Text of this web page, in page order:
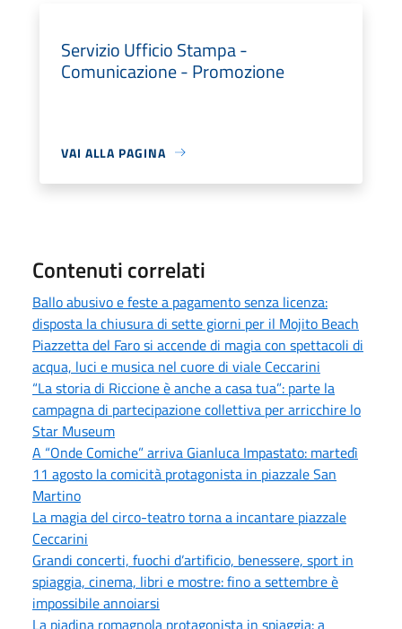
Servizio Ufficio Stampa -
Comunicazione - Promozione
VAI ALLA PAGINA
Contenuti correlati
Ballo abusivo e feste a pagamento senza licenza:
disposta la chiusura di sette giorni per il Mojito Beach
Piazzetta del Faro si accende di magia con spettacoli di
acqua, luci e musica nel cuore di viale Ceccarini
“La storia di Riccione è anche a casa tua”: parte la
campagna di partecipazione collettiva per arricchire lo
Star Museum
A “Onde Comiche” arriva Gianluca Impastato: martedì
11 agosto la comicità protagonista in piazzale San
Martino
La magia del circo-teatro torna a incantare piazzale
Ceccarini
Grandi concerti, fuochi d’artificio, benessere, sport in
spiaggia, cinema, libri e mostre: fino a settembre è
impossibile annoiarsi
La piadina romagnola protagonista in spiaggia: a